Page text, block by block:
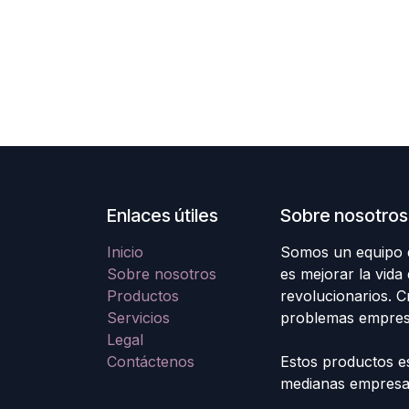
Enlaces útiles
Inicio
Sobre nosotros
Productos
Servicios
Legal
Contáctenos
Sobre nosotros
Somos un equipo
es mejorar la
revolucionarios.
problemas
Estos productos
medianas